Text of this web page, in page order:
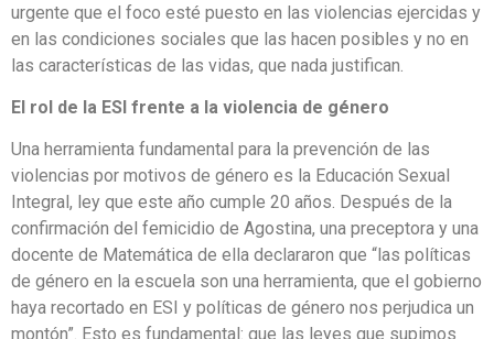
urgente que el foco esté puesto en las violencias ejercidas y
en las condiciones sociales que las hacen posibles y no en
las características de las vidas, que nada justifican.
El rol de la ESI frente a la violencia de género
Una herramienta fundamental para la prevención de las
violencias por motivos de género es la Educación Sexual
Integral, ley que este año cumple 20 años. Después de la
confirmación del femicidio de Agostina, una preceptora y una
docente de Matemática de ella declararon que “las políticas
de género en la escuela son una herramienta, que el gobierno
haya recortado en ESI y políticas de género nos perjudica un
montón”. Esto es fundamental: que las leyes que supimos